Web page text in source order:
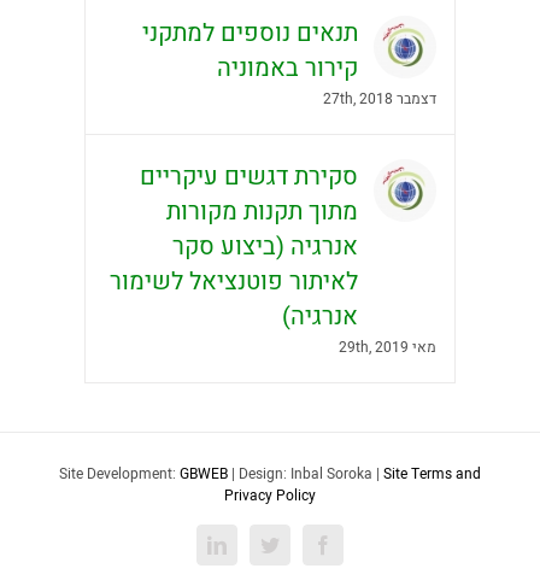
תנאים נוספים למתקני
קירור באמוניה
דצמבר 27th, 2018
סקירת דגשים עיקריים
מתוך תקנות מקורות
אנרגיה (ביצוע סקר
לאיתור פוטנציאל לשימור
אנרגיה)
מאי 29th, 2019
Site Development: GBWEB | Design: Inbal Soroka | Site Terms and
Privacy Policy
Facebook
Twitter
LinkedIn